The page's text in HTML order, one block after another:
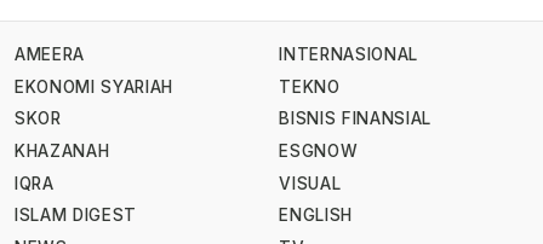
AMEERA
EKONOMI SYARIAH
SKOR
KHAZANAH
IQRA
ISLAM DIGEST
INTERNASIONAL
TEKNO
BISNIS FINANSIAL
ESGNOW
VISUAL
ENGLISH